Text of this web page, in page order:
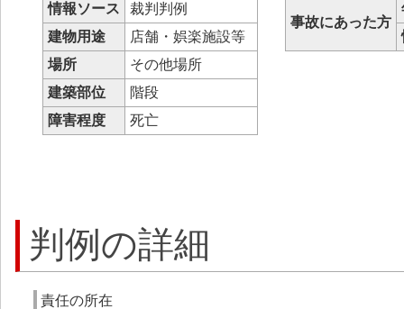
情報ソース
裁判判例
建物用途
店舗・娯楽施設等
場所
その他場所
建築部位
階段
障害程度
死亡
事故にあった方
判例の詳細
責任の所在